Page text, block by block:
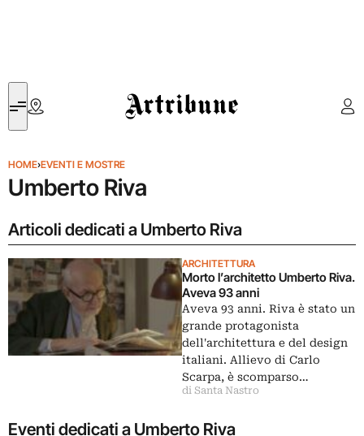
Artribune
HOME›EVENTI E MOSTRE
Umberto Riva
Articoli dedicati a Umberto Riva
ARCHITETTURA
Morto l’architetto Umberto Riva.
Aveva 93 anni
Aveva 93 anni. Riva è stato un
grande protagonista
dell'architettura e del design
italiani. Allievo di Carlo
Scarpa, è scomparso…
di Santa Nastro
Eventi dedicati a Umberto Riva